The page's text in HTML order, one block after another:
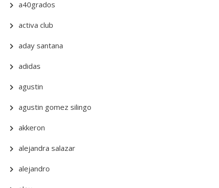
a40grados
activa club
aday santana
adidas
agustin
agustin gomez silingo
akkeron
alejandra salazar
alejandro